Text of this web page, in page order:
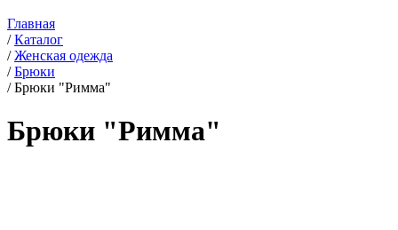
Главная
/ Каталог
/ Женская одежда
/ Брюки
/ Брюки "Римма"
Брюки "Римма"